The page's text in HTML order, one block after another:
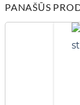
PANAŠŪS